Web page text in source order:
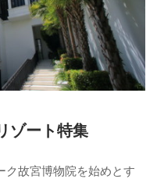
ゾート特集
ク故宮博物院を始めとす